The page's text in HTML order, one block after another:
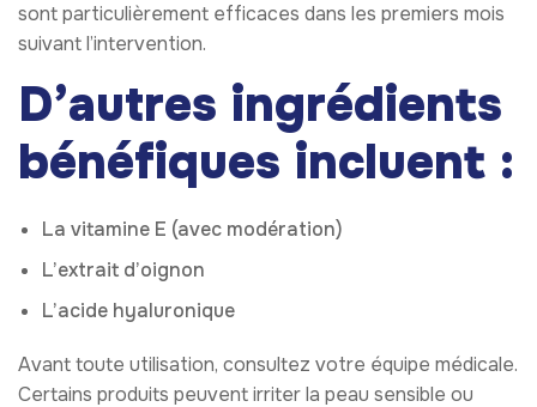
sont particulièrement efficaces dans les premiers mois
suivant l’intervention.
D’autres ingrédients
bénéfiques incluent :
La vitamine E (avec modération)
L’extrait d’oignon
L’acide hyaluronique
Avant toute utilisation, consultez votre équipe médicale.
Certains produits peuvent irriter la peau sensible ou